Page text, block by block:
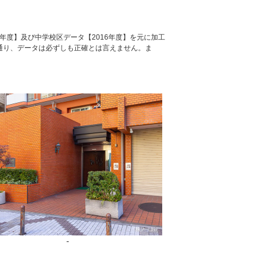
度】及び中学校区データ【2016年度】を元に加工
、データは必ずしも正確とは言えません。ま
-